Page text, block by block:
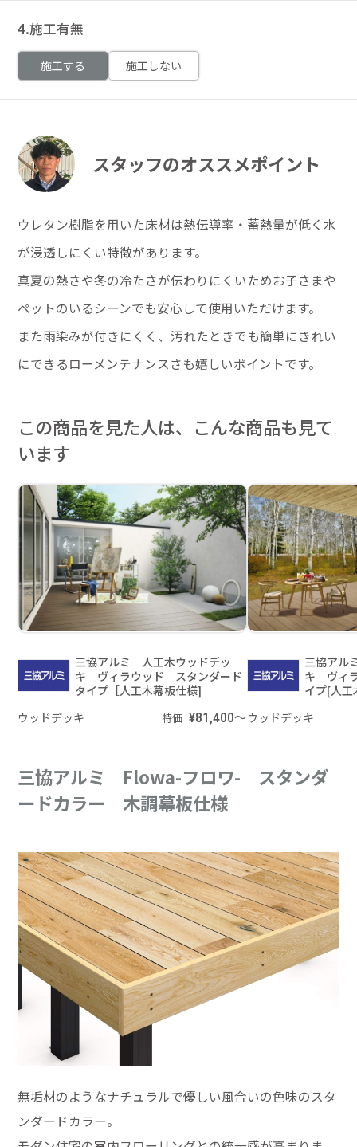
4.施工有無
施工する 施工しない
スタッフのオススメポイント
ウレタン樹脂を用いた床材は熱伝導率・蓄熱量が低く水
が浸透しにくい特徴があります。
真夏の熱さや冬の冷たさが伝わりにくいためお子さまや
ペットのいるシーンでも安心して使用いただけます。
また雨染みが付きにくく、汚れたときでも簡単にきれい
にできるローメンテナンスさも嬉しいポイントです。
この商品を見た人は、こんな商品も見て
います
三協アルミ 人工木ウッドデッ
キ ヴィラウッド スタンダード
タイプ［人工木幕板仕様]
ウッドデッキ
特価 ¥81,400～
三協アル
キ ヴィ
イプ[人
ウッドデッキ
三協アルミ Flowa-フロワ- スタンダ
ードカラー 木調幕板仕様
無垢材のようなナチュラルで優しい風合いの色味のスタ
ンダードカラー。